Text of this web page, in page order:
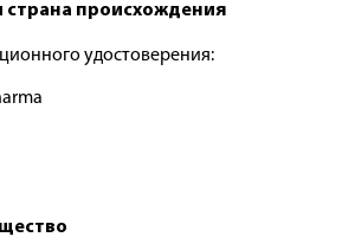
страна происхождения
удостоверения: